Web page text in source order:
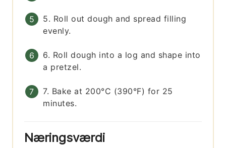
5. Roll out dough and spread filling
evenly.
6. Roll dough into a log and shape into
a pretzel.
7. Bake at 200°C (390°F) for 25
minutes.
Næringsværdi